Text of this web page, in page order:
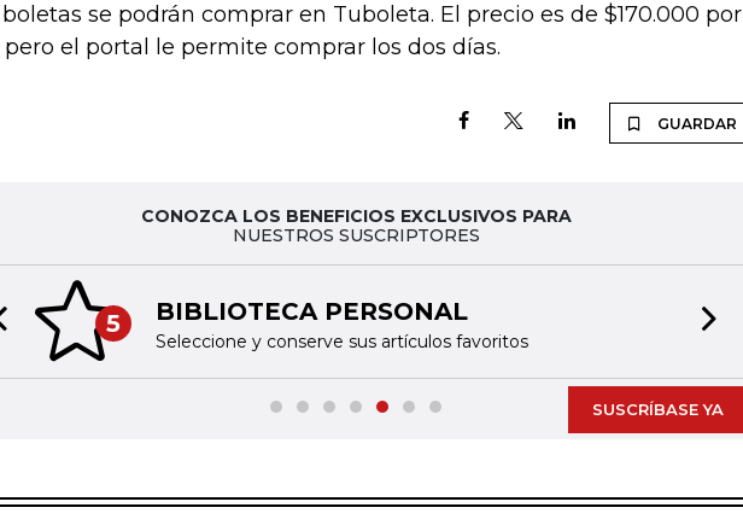
boletas se podrán comprar en Tuboleta. El precio es de $170.000 por
pero el portal le permite comprar los dos días.
GUARDAR
CONOZCA LOS BENEFICIOS EXCLUSIVOS PARA
NUESTROS SUSCRIPTORES
5 BIBLIOTECA PERSONAL
Seleccione y conserve sus artículos favoritos
slide
SUSCRÍBASE YA